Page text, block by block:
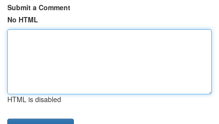
Submit a Comment
No HTML
HTML is disabled